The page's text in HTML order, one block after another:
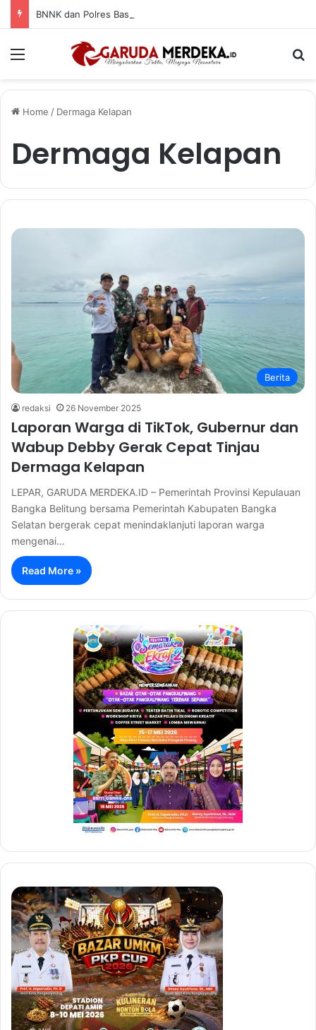
Menu
Home / Dermaga Kelapan
Dermaga Kelapan
Berita
redaksi 26 November 2025
Laporan Warga di TikTok, Gubernur dan
Wabup Debby Gerak Cepat Tinjau
Dermaga Kelapan
LEPAR, GARUDA MERDEKA.ID – Pemerintah Provinsi Kepulauan
Bangka Belitung bersama Pemerintah Kabupaten Bangka
Selatan bergerak cepat menindaklanjuti laporan warga
mengenai…
Read More »